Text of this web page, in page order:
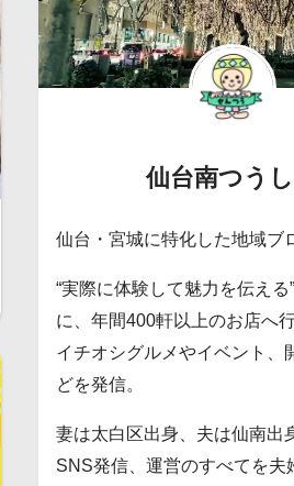
仙台南つう
仙台・宮城に特化した地域ブ
“実際に体験して魅力を伝える
に、年間400軒以上のお店へ
イチオシグルメやイベント、
どを発信。
妻は太白区出身、夫は仙南出
SNS発信、運営のすべてを夫